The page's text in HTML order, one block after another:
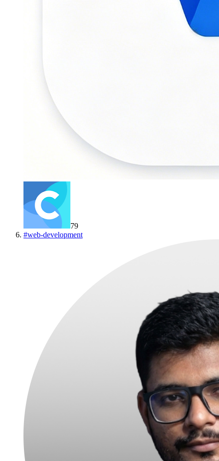
79
#web-development